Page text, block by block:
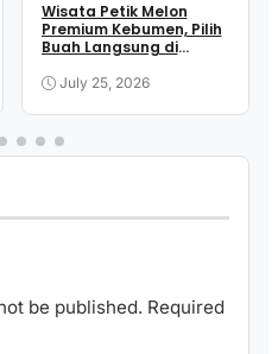
Wisata Petik Melon
Premium Kebumen, Pilih
Buah Langsung di
July 25, 2026
be published. Required